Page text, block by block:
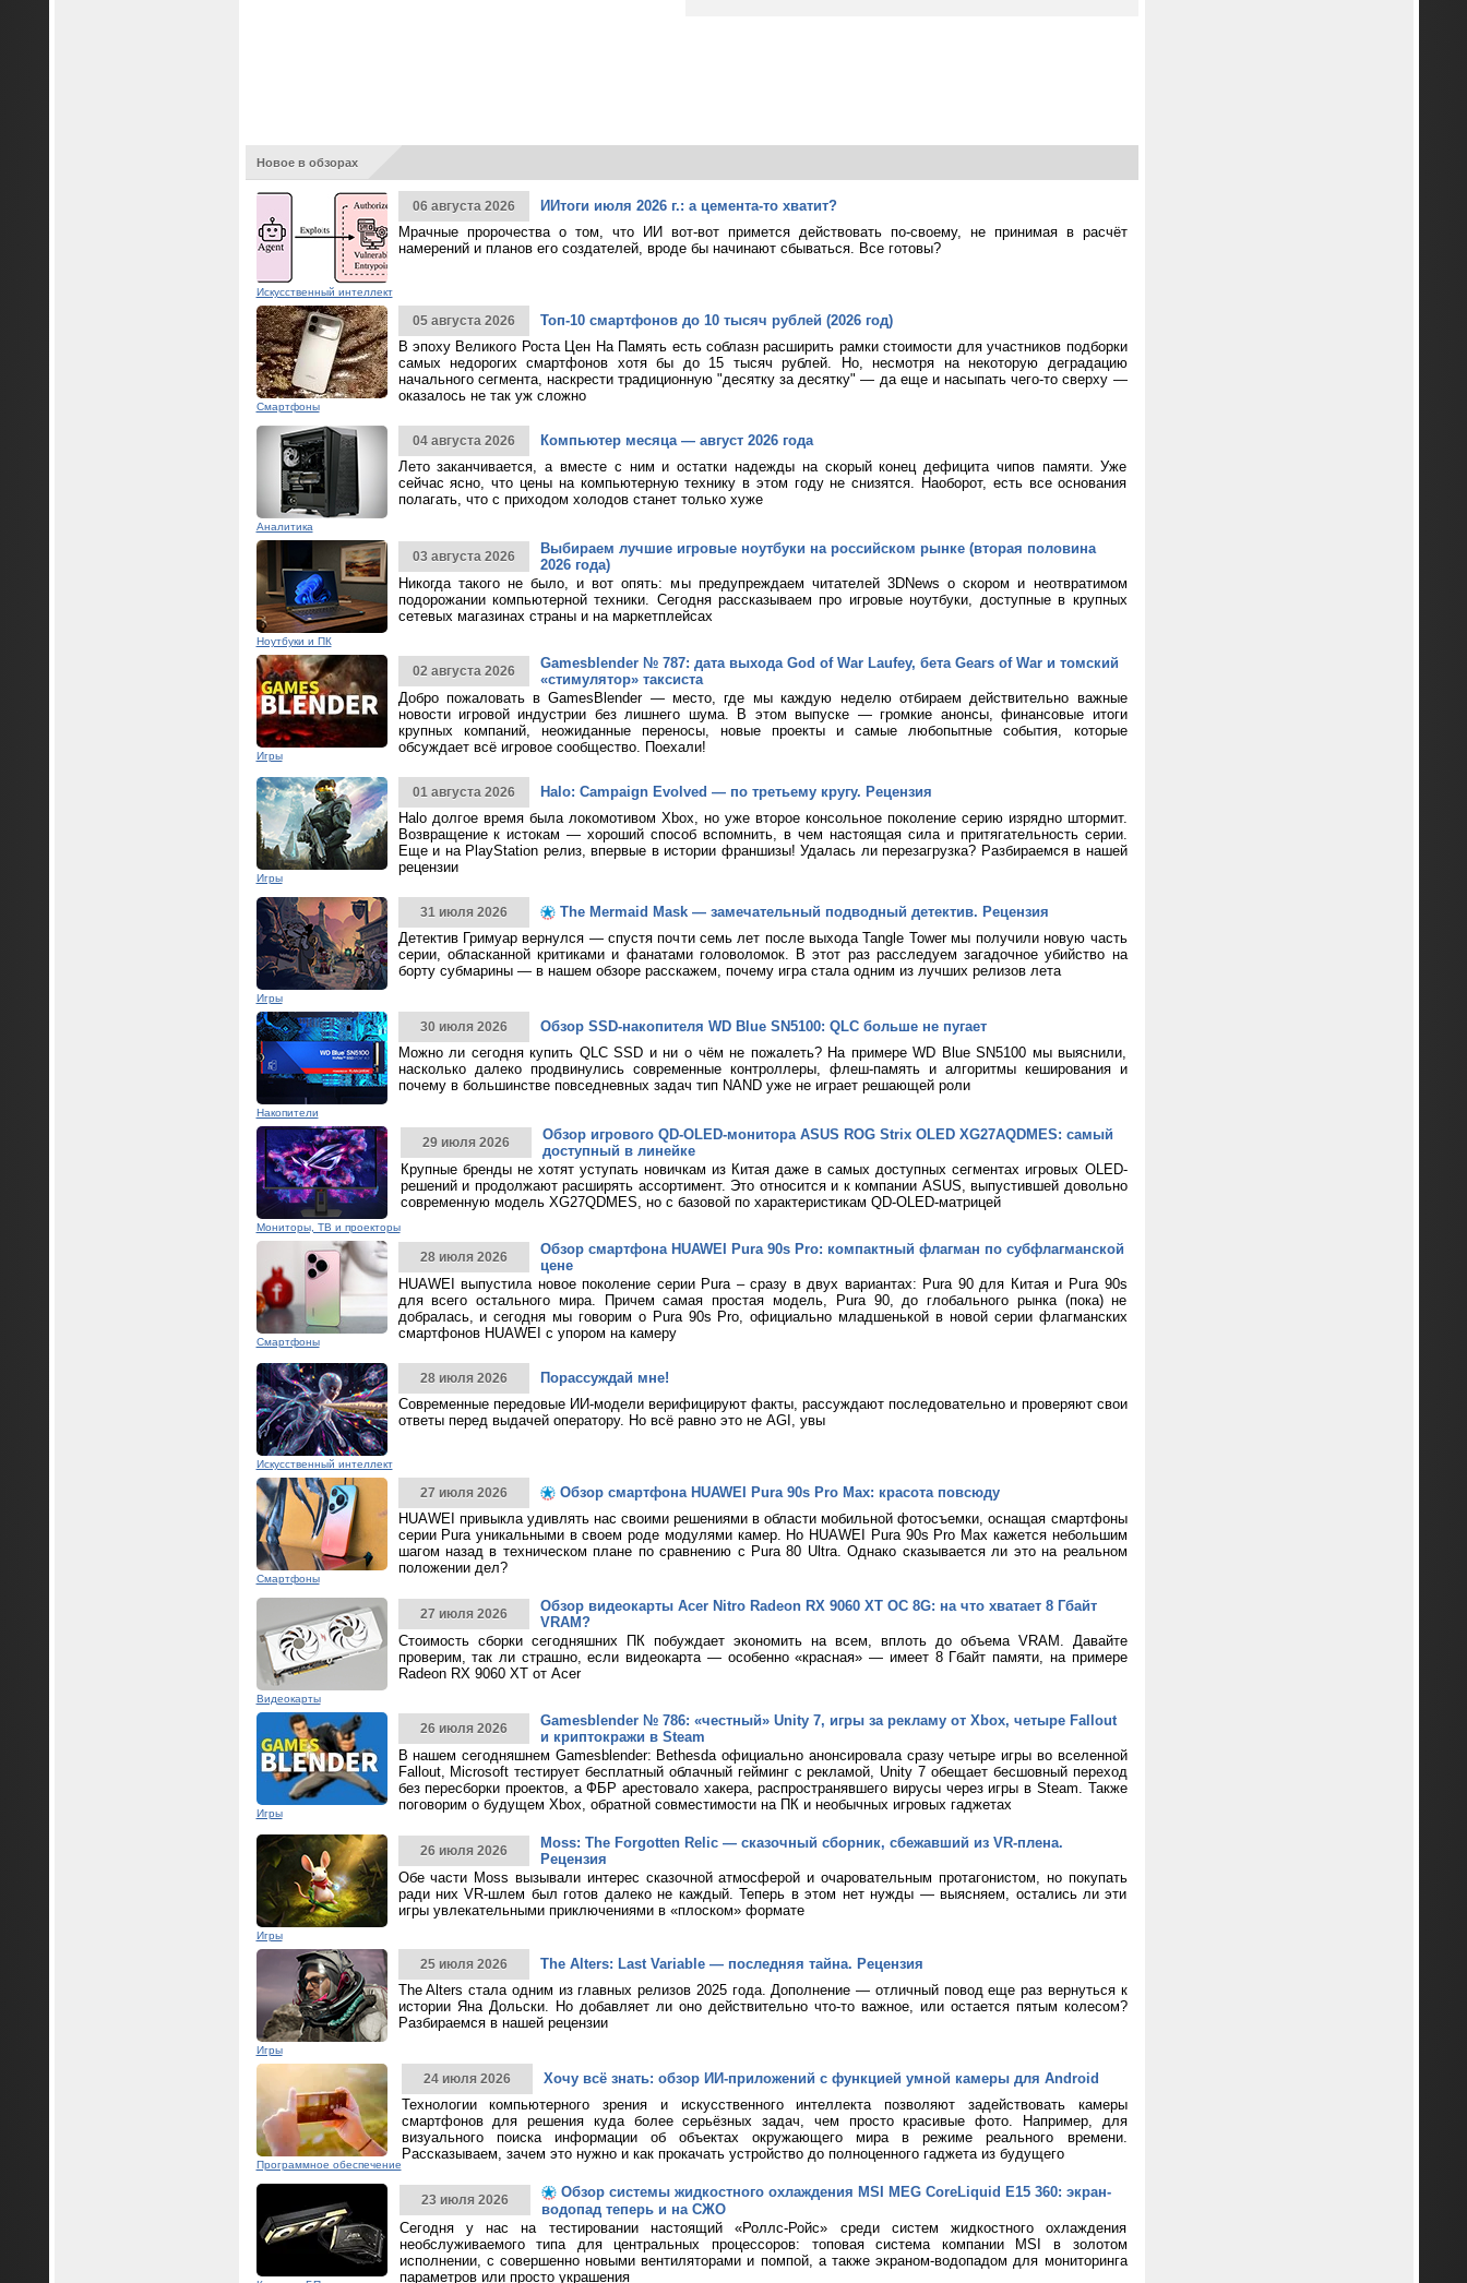
Новое в обзорах
Искусственный интеллект
06 августа 2026
ИИтоги июля 2026 г.: а цемента-то хватит?
Мрачные пророчества о том, что ИИ вот-вот примется действовать по-своему, не принимая в расчёт
намерений и планов его создателей, вроде бы начинают сбываться. Все готовы?
Смартфоны
05 августа 2026
Топ-10 смартфонов до 10 тысяч рублей (2026 год)
В эпоху Великого Роста Цен На Память есть соблазн расширить рамки стоимости для участников подборки
самых недорогих смартфонов хотя бы до 15 тысяч рублей. Но, несмотря на некоторую деградацию
начального сегмента, наскрести традиционную "десятку за десятку" — да еще и насыпать чего-то сверху —
оказалось не так уж сложно
Аналитика
04 августа 2026
Компьютер месяца — август 2026 года
Лето заканчивается, а вместе с ним и остатки надежды на скорый конец дефицита чипов памяти. Уже
сейчас ясно, что цены на компьютерную технику в этом году не снизятся. Наоборот, есть все основания
полагать, что с приходом холодов станет только хуже
Ноутбуки и ПК
03 августа 2026
Выбираем лучшие игровые ноутбуки на российском рынке (вторая половина
2026 года)
Никогда такого не было, и вот опять: мы предупреждаем читателей 3DNews о скором и неотвратимом
подорожании компьютерной техники. Сегодня рассказываем про игровые ноутбуки, доступные в крупных
сетевых магазинах страны и на маркетплейсах
Игры
02 августа 2026
Gamesblender № 787: дата выхода God of War Laufey, бета Gears of War и томский
«стимулятор» таксиста
Добро пожаловать в GamesBlender — место, где мы каждую неделю отбираем действительно важные
новости игровой индустрии без лишнего шума. В этом выпуске — громкие анонсы, финансовые итоги
крупных компаний, неожиданные переносы, новые проекты и самые любопытные события, которые
обсуждает всё игровое сообщество. Поехали!
Игры
01 августа 2026
Halo: Campaign Evolved — по третьему кругу. Рецензия
Halo долгое время была локомотивом Xbox, но уже второе консольное поколение серию изрядно штормит.
Возвращение к истокам — хороший способ вспомнить, в чем настоящая сила и притягательность серии.
Еще и на PlayStation релиз, впервые в истории франшизы! Удалась ли перезагрузка? Разбираемся в нашей
рецензии
Игры
31 июля 2026
The Mermaid Mask — замечательный подводный детектив. Рецензия
Детектив Гримуар вернулся — спустя почти семь лет после выхода Tangle Tower мы получили новую часть
серии, обласканной критиками и фанатами головоломок. В этот раз расследуем загадочное убийство на
борту субмарины — в нашем обзоре расскажем, почему игра стала одним из лучших релизов лета
Накопители
30 июля 2026
Обзор SSD-накопителя WD Blue SN5100: QLC больше не пугает
Можно ли сегодня купить QLC SSD и ни о чём не пожалеть? На примере WD Blue SN5100 мы выяснили,
насколько далеко продвинулись современные контроллеры, флеш-память и алгоритмы кеширования и
почему в большинстве повседневных задач тип NAND уже не играет решающей роли
Мониторы, ТВ и проекторы
29 июля 2026
Обзор игрового QD-OLED-монитора ASUS ROG Strix OLED XG27AQDMES: самый
доступный в линейке
Крупные бренды не хотят уступать новичкам из Китая даже в самых доступных сегментах игровых OLED-
решений и продолжают расширять ассортимент. Это относится и к компании ASUS, выпустившей довольно
современную модель XG27QDMES, но с базовой по характеристикам QD-OLED-матрицей
Смартфоны
28 июля 2026
Обзор смартфона HUAWEI Pura 90s Pro: компактный флагман по субфлагманской
цене
HUAWEI выпустила новое поколение серии Pura – сразу в двух вариантах: Pura 90 для Китая и Pura 90s
для всего остального мира. Причем самая простая модель, Pura 90, до глобального рынка (пока) не
добралась, и сегодня мы говорим о Pura 90s Pro, официально младшенькой в новой серии флагманских
смартфонов HUAWEI с упором на камеру
Искусственный интеллект
28 июля 2026
Порассуждай мне!
Современные передовые ИИ-модели верифицируют факты, рассуждают последовательно и проверяют свои
ответы перед выдачей оператору. Но всё равно это не AGI, увы
Смартфоны
27 июля 2026
Обзор смартфона HUAWEI Pura 90s Pro Max: красота повсюду
HUAWEI привыкла удивлять нас своими решениями в области мобильной фотосъемки, оснащая смартфоны
серии Pura уникальными в своем роде модулями камер. Но HUAWEI Pura 90s Pro Max кажется небольшим
шагом назад в техническом плане по сравнению с Pura 80 Ultra. Однако сказывается ли это на реальном
положении дел?
Видеокарты
27 июля 2026
Обзор видеокарты Acer Nitro Radeon RX 9060 XT OC 8G: на что хватает 8 Гбайт
VRAM?
Стоимость сборки сегодняшних ПК побуждает экономить на всем, вплоть до объема VRAM. Давайте
проверим, так ли страшно, если видеокарта — особенно «красная» — имеет 8 Гбайт памяти, на примере
Radeon RX 9060 XT от Acer
Игры
26 июля 2026
Gamesblender № 786: «честный» Unity 7, игры за рекламу от Xbox, четыре Fallout
и криптокражи в Steam
В нашем сегодняшнем Gamesblender: Bethesda официально анонсировала сразу четыре игры во вселенной
Fallout, Microsoft тестирует бесплатный облачный гейминг с рекламой, Unity 7 обещает бесшовный переход
без пересборки проектов, а ФБР арестовало хакера, распространявшего вирусы через игры в Steam. Также
поговорим о будущем Xbox, обратной совместимости на ПК и необычных игровых гаджетах
Игры
26 июля 2026
Moss: The Forgotten Relic — сказочный сборник, сбежавший из VR-плена.
Рецензия
Обе части Moss вызывали интерес сказочной атмосферой и очаровательным протагонистом, но покупать
ради них VR-шлем был готов далеко не каждый. Теперь в этом нет нужды — выясняем, остались ли эти
игры увлекательными приключениями в «плоском» формате
Игры
25 июля 2026
The Alters: Last Variable — последняя тайна. Рецензия
The Alters стала одним из главных релизов 2025 года. Дополнение — отличный повод еще раз вернуться к
истории Яна Дольски. Но добавляет ли оно действительно что-то важное, или остается пятым колесом?
Разбираемся в нашей рецензии
Программное обеспечение
24 июля 2026
Хочу всё знать: обзор ИИ-приложений с функцией умной камеры для Android
Технологии компьютерного зрения и искусственного интеллекта позволяют задействовать камеры
смартфонов для решения куда более серьёзных задач, чем просто красивые фото. Например, для
визуального поиска информации об объектах окружающего мира в режиме реального времени.
Рассказываем, зачем это нужно и как прокачать устройство до полноценного гаджета из будущего
23 июля 2026
Обзор системы жидкостного охлаждения MSI MEG CoreLiquid E15 360: экран-
водопад теперь и на СЖО
Сегодня у нас на тестировании настоящий «Роллс-Ройс» среди систем жидкостного охлаждения
необслуживаемого типа для центральных процессоров: топовая система компании MSI в золотом
исполнении, с совершенно новыми вентиляторами и помпой, а также экраном-водопадом для мониторинга
параметров или просто украшения